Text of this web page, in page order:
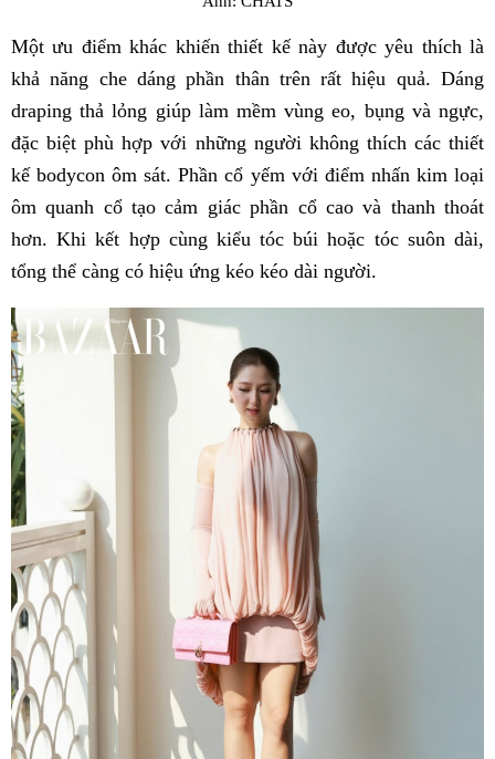
Một ưu điểm khác khiến thiết kế này được yêu thích là
khả năng che dáng phần thân trên rất hiệu quả. Dáng
draping thả lỏng giúp làm mềm vùng eo, bụng và ngực,
đặc biệt phù hợp với những người không thích các thiết
kế bodycon ôm sát. Phần cổ yếm với điểm nhấn kim loại
ôm quanh cổ tạo cảm giác phần cổ cao và thanh thoát
hơn. Khi kết hợp cùng kiểu tóc búi hoặc tóc suôn dài,
tổng thể càng có hiệu ứng kéo kéo dài người.